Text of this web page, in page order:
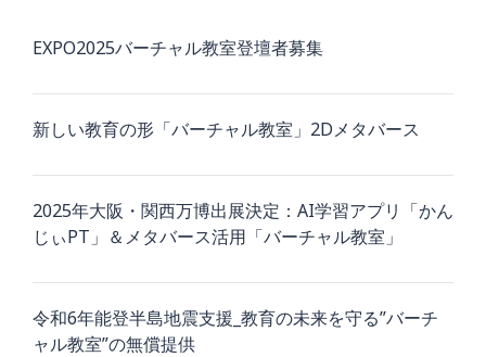
EXPO2025バーチャル教室登壇者募集
新しい教育の形「バーチャル教室」2Dメタバース
2025年大阪・関西万博出展決定：AI学習アプリ「かん
じぃPT」＆メタバース活用「バーチャル教室」
令和6年能登半島地震支援_教育の未来を守る”バーチ
ャル教室”の無償提供